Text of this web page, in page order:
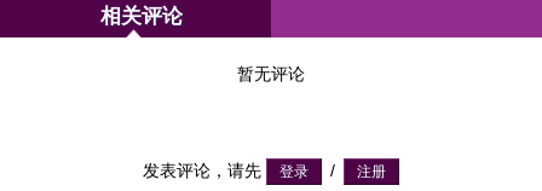
相关评论
暂无评论
发表评论，请先 /